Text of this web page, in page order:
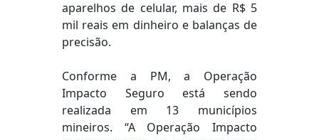
aparelhos de celular, mais de R$ 5
mil reais em dinheiro e balanças de
precisão.
Conforme a PM, a Operação
Impacto Seguro está sendo
realizada em 13 municípios
mineiros. “A Operação Impacto